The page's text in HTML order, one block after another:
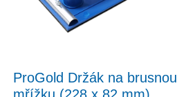
ProGold Držák na brusnou